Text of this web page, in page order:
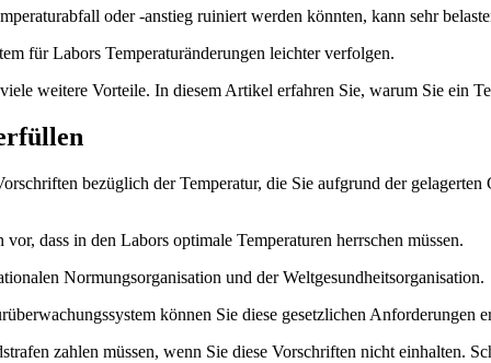
oder -anstieg ruiniert werden könnten, kann sehr
für Labors Temperaturänderungen leichter verfolgen.
weitere Vorteile. In diesem Artikel erfahren Sie, warum Sie ein
bezüglich der Temperatur, die Sie aufgrund der
dass in den Labors optimale Temperaturen herrschen müssen.
Normungsorganisation und der Weltgesundheitsorganisation.
können Sie diese gesetzlichen Anforderungen
zahlen müssen, wenn Sie diese Vorschriften nicht einhalten.